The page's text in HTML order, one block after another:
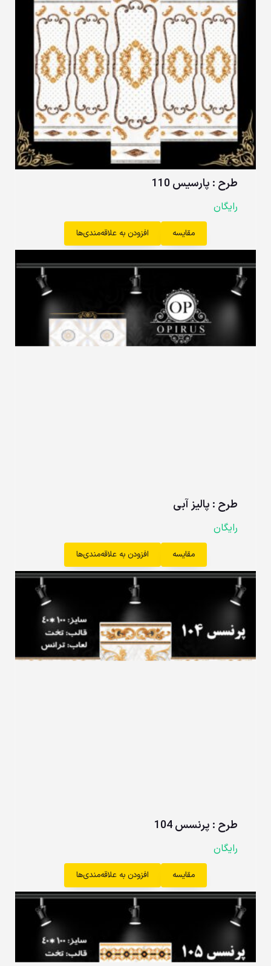
طرح : پارسیس 110
رایگان
مقایسه افزودن به علاقه‌مندی‌ها
طرح : پالیز آبی
رایگان
مقایسه افزودن به علاقه‌مندی‌ها
طرح : پرنسس 104
رایگان
مقایسه افزودن به علاقه‌مندی‌ها